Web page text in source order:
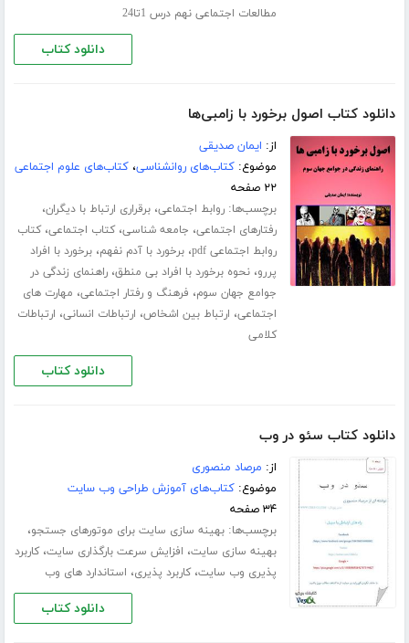
مطالعات اجتماعی نهم درس 1تا24
دانلود کتاب
دانلود کتاب اصول برخورد با زامبی‌ها
از: ایمان صدیقی
موضوع:کتاب‌های روانشناسی،کتاب‌های علوم اجتماعی
۲۲ صفحه
برچسب‌ها:روابط اجتماعی،برقراری ارتباط با دیگران،
رفتارهای اجتماعی، جامعه شناسی،کتاب اجتماعی،کتاب
روابط اجتماعی pdf
،برخورد با آدم نفهم،برخورد با افراد
پررو،نحوه برخورد با افراد بی منطق،راهنمای زندگی در
جوامع جهان سوم، فرهنگ و رفتار اجتماعی، مهارت های
اجتماعی، ارتباط بین اشخاص، ارتباطات انسانی، ارتباطات
کلامی
دانلود کتاب
دانلود کتاب سئو در وب
از: مرصاد منصوری
موضوع:کتاب‌های آموزش طراحی وب سایت
۳۴ صفحه
برچسب‌ها:بهینه سازی سایت برای موتورهای جستجو،
بهینه سازی سایت، افزایش سرعت بارگذاری سایت،کاربرد
پذیری وب سایت،کاربرد پذیری، استاندارد های وب
دانلود کتاب